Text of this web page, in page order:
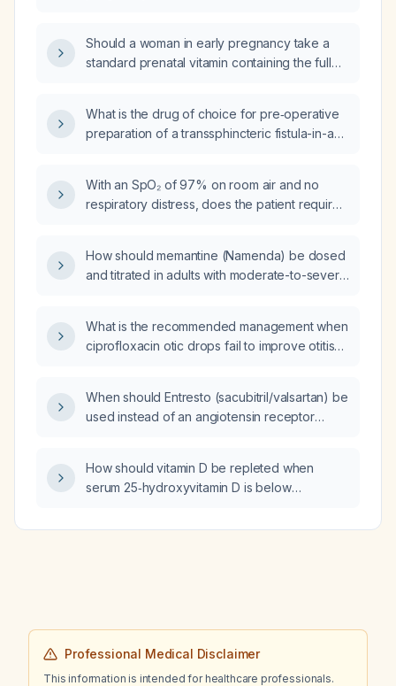
Should a woman in early pregnancy take a
standard prenatal vitamin containing the full
What is the drug of choice for pre‑operative
preparation of a transsphincteric fistula-in-ano
With an SpO₂ of 97% on room air and no
respiratory distress, does the patient require
How should memantine (Namenda) be dosed
and titrated in adults with moderate-to-severe
What is the recommended management when
ciprofloxacin otic drops fail to improve otitis
When should Entresto (sacubitril/valsartan) be
used instead of an angiotensin receptor
who are already on a beta‑blocker and a
loop diuretic?
How should vitamin D be repleted when
serum 25‑hydroxyvitamin D is below
Professional Medical Disclaimer
This information is intended for healthcare professionals.